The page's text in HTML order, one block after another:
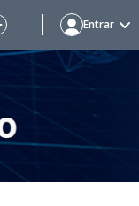
Entrar